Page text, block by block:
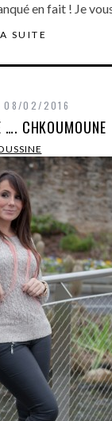
en fait ! Je
SUITE
08/02/2016
…. CHKOUMOUNE